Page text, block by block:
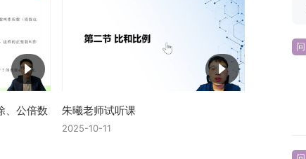
、公倍数 朱曦老师试听课
2025-10-11
问